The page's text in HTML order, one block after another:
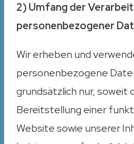
2) Umfang der
personenbezogener
Wir erheben und
personenbezogene
grundsätzlich nur, soweit
Bereitstellung einer
Website sowie unserer